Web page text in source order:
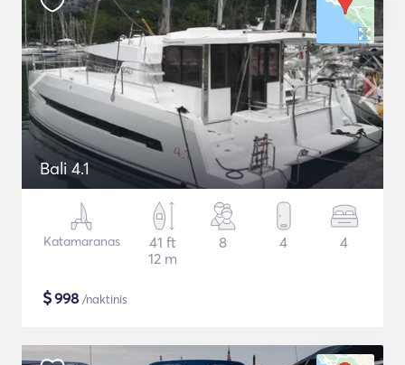
Bali 4.1
Katamaranas
41 ft
12 m
8 4 4
$998 /naktinis